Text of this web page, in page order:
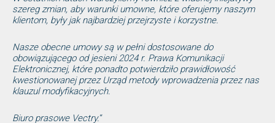
szereg zmian, aby warunki umowne, które oferujemy naszym
klientom, były jak najbardziej przejrzyste i korzystne.
Nasze obecne umowy są w pełni dostosowane do
obowiązującego od jesieni 2024 r. Prawa Komunikacji
Elektronicznej, które ponadto potwierdziło prawidłowość
kwestionowanej przez Urząd metody wprowadzenia przez nas
klauzul modyfikacyjnych.
Biuro prasowe Vectry.“